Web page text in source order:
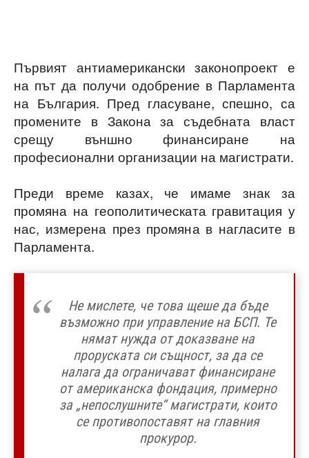
Първият антиамерикански законопроект е
на път да получи одобрение в Парламента
на България. Пред гласуване, спешно, са
промените в Закона за съдебната власт
срещу външно финансиране на
професионални организации на магистрати.
Преди време казах, че имаме знак за
промяна на геополитическата гравитация у
нас, измерена през промяна в нагласите в
Парламента.
Не мислете, че това щеше да бъде
възможно при управление на БСП. Те
нямат нужда от доказване на
проруската си същност, за да се
налага да ограничават финансиране
от американска фондация, примерно
за „непослушните“ магистрати, които
се противопоставят на главния
прокурор.